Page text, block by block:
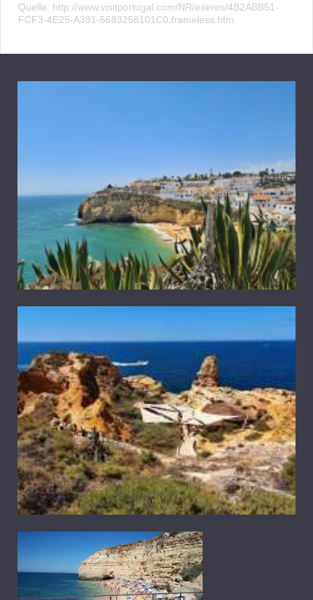
Quelle: http://www.visitportugal.com/NR/exeres/4B2ABB51-
FCF3-4E25-A391-5683258101C0,frameless.htm